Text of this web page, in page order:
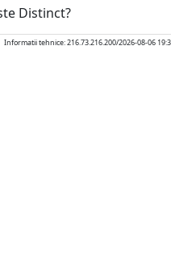
Distinct?
Informatii tehnice: 216.73.216.200/2026-08-06